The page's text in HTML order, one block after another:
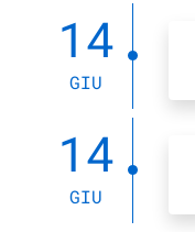
14
GIU
14
GIU